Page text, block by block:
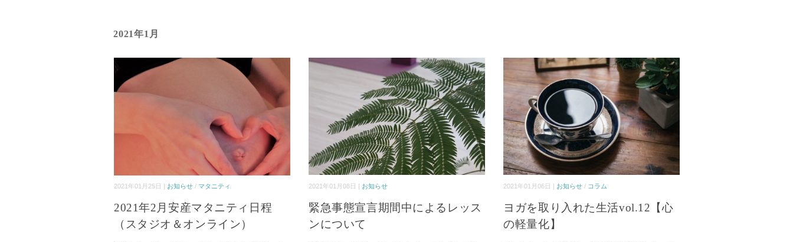
2021年1月
2021年01月25日 | お知らせ/ マタニティ
2021年2月安産マタニティ日程
（スタジオ＆オンライン）
2021年01月08日 | お知らせ
緊急事態宣言期間中によるレッス
ンについて
2021年01月06日 | お知らせ / コラム
ヨガを取り入れた生活vol.12【心
の軽量化】